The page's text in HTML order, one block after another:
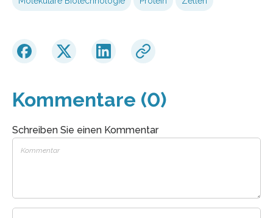
Kommentare (0)
Schreiben Sie einen Kommentar